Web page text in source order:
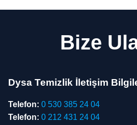
Bize
Dysa Temizlik İletişim
Telefon: 0 530 385 24 04
Telefon: 0 212 431 24 04